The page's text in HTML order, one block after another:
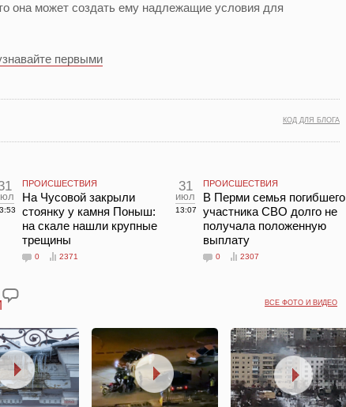
она может создать ему надлежащие условия для
первыми
КОД ДЛЯ БЛОГА
ПРОИСШЕСТВИЯ
На Чусовой закрыли
стоянку у камня Поныш:
на скале нашли крупные
трещины
0 2371
31
июл
13:07
ПРОИСШЕСТВИЯ
В Перми семья погибшего
участника СВО долго не
получала положенную
выплату
0 2307
ВСЕ ФОТО И ВИДЕО